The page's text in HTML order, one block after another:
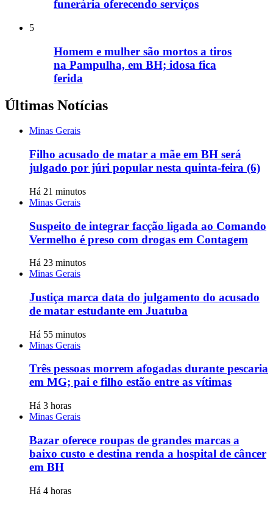
funerária oferecendo serviços
5
Homem e mulher são mortos a tiros
na Pampulha, em BH; idosa fica
ferida
Últimas Notícias
Minas Gerais
Filho acusado de matar a mãe em BH será
julgado por júri popular nesta quinta-feira (6)
Há 21 minutos
Minas Gerais
Suspeito de integrar facção ligada ao Comando
Vermelho é preso com drogas em Contagem
Há 23 minutos
Minas Gerais
Justiça marca data do julgamento do acusado
de matar estudante em Juatuba
Há 55 minutos
Minas Gerais
Três pessoas morrem afogadas durante pescaria
em MG; pai e filho estão entre as vítimas
Há 3 horas
Minas Gerais
Bazar oferece roupas de grandes marcas a
baixo custo e destina renda a hospital de câncer
em BH
Há 4 horas